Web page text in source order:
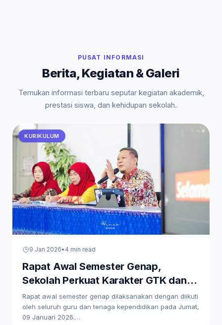
PUSAT INFORMASI
Berita, Kegiatan & Galeri
Temukan informasi terbaru seputar kegiatan akademik,
prestasi siswa, dan kehidupan sekolah.
KURIKULUM
9 Jan 2026• 4 min read
Rapat Awal Semester Genap,
Sekolah Perkuat Karakter GTK dan
Paparkan Program Kerja
Rapat awal semester genap dilaksanakan dengan diikuti
oleh seluruh guru dan tenaga kependidikan pada Jumat,
09 Januari 2026.…